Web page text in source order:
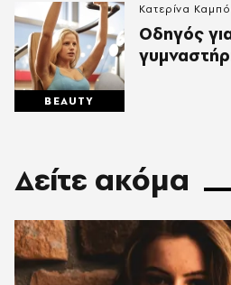
BEAUTY
Οδηγός
Κατερίνα
Δείτε ακόμα